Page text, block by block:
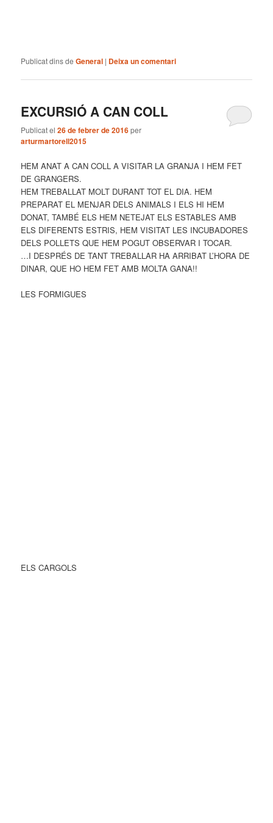
Publicat dins de General | Deixa un comentari
EXCURSIÓ A CAN COLL
Publicat el26 de febrer de 2016per
arturmartorell2015
HEM ANAT A CAN COLL A VISITAR LA GRANJA I HEM FET
DE GRANGERS.
HEM TREBALLAT MOLT DURANT TOT EL DIA. HEM
PREPARAT EL MENJAR DELS ANIMALS I ELS HI HEM
DONAT, TAMBÉ ELS HEM NETEJAT ELS ESTABLES AMB
ELS DIFERENTS ESTRIS, HEM VISITAT LES INCUBADORES
DELS POLLETS QUE HEM POGUT OBSERVAR I TOCAR.
…I DESPRÉS DE TANT TREBALLAR HA ARRIBAT L’HORA DE
DINAR, QUE HO HEM FET AMB MOLTA GANA!!
LES FORMIGUES
ELS CARGOLS